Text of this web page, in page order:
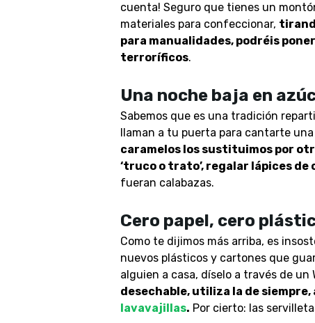
cuenta! Seguro que tienes un
materiales para confeccionar,
para manualidades, podréis
terroríficos.
Una noche baja en
Sabemos que es una tradición
llaman a tu puerta para cantarte
caramelos los sustituimos por
‘truco o trato’, regalar lápices de
fueran calabazas.
Cero papel, cero
Como te dijimos más arriba, es
nuevos plásticos y cartones que
alguien a casa, díselo a través de un
desechable, utiliza la de
lavavajillas. Por cierto: las